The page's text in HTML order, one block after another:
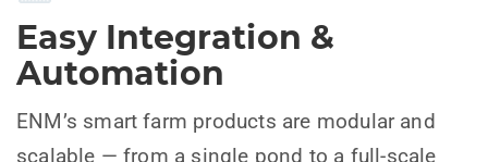
Easy Integration &
Automation
ENM’s smart farm products are modular and
scalable — from a single pond to a full-scale